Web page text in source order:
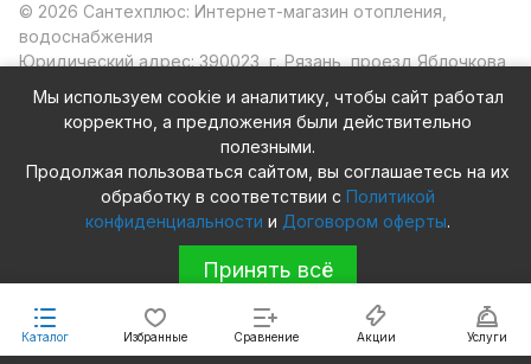
Каталог Избранные Сравнение Акции Услуги
© 2026 Сантехплюс: Интернет-магазин отопления,
водоснабжения
Юридический адрес: 390023, г. Рязань, проезд Яблочкова,
д.8Ж
ИНН/КПП: 6230087631/623001001
ОГРН: 1156230000080
Мы используем cookie и аналитику, чтобы сайт работал
корректно, а предложения были действительно
полезными.
Продолжая пользоваться сайтом, вы соглашаетесь на их
обработку в соответствии с Политикой
конфиденциальности и Договором оферты.
Принять всё
Конфиденциальность Оферта